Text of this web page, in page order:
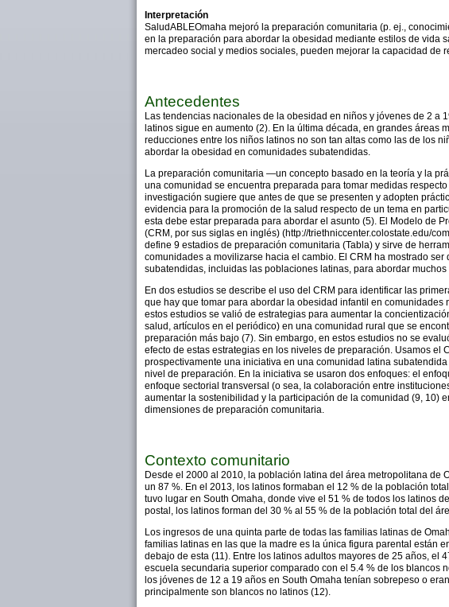
Interpretación
SaludABLEOmaha mejoró la preparación comunitaria (p. ej.,
en la preparación para abordar la obesidad mediante estilos de vida
mercadeo social y medios sociales, pueden mejorar la capacidad
Antecedentes
Las tendencias nacionales de la obesidad en niños y jóvenes de 2
latinos sigue en aumento (2). En la última década, en grandes
reducciones entre los niños latinos no son tan altas como las de los
abordar la obesidad en comunidades subatendidas.
La preparación comunitaria —un concepto basado en la teoría y la
una comunidad se encuentra preparada para tomar medidas
investigación sugiere que antes de que se presenten y adopten
evidencia para la promoción de la salud respecto de un tema en
esta debe estar preparada para abordar el asunto (5). El Modelo de
(CRM, por sus siglas en inglés) (http://triethniccenter.colostate.edu/
define 9 estadios de preparación comunitaria (Tabla) y sirve de
comunidades a movilizarse hacia el cambio. El CRM ha mostrado
subatendidas, incluidas las poblaciones latinas, para abordar muchos
En dos estudios se describe el uso del CRM para identificar las
que hay que tomar para abordar la obesidad infantil en comunidades
estos estudios se valió de estrategias para aumentar la
salud, artículos en el periódico) en una comunidad rural que se
preparación más bajo (7). Sin embargo, en estos estudios no se
efecto de estas estrategias en los niveles de preparación. Usamos el
prospectivamente una iniciativa en una comunidad latina subatendida
nivel de preparación. En la iniciativa se usaron dos enfoques: el
enfoque sectorial transversal (o sea, la colaboración entre
aumentar la sostenibilidad y la participación de la comunidad (9, 10)
dimensiones de preparación comunitaria.
Contexto comunitario
Desde el 2000 al 2010, la población latina del área metropolitana de
un 87 %. En el 2013, los latinos formaban el 12 % de la población
tuvo lugar en South Omaha, donde vive el 51 % de todos los latinos
postal, los latinos forman del 30 % al 55 % de la población total del
Los ingresos de una quinta parte de todas las familias latinas de
familias latinas en las que la madre es la única figura parental están
debajo de esta (11). Entre los latinos adultos mayores de 25 años, el
escuela secundaria superior comparado con el 5.4 % de los blancos
los jóvenes de 12 a 19 años en South Omaha tenían sobrepeso o
principalmente son blancos no latinos (12).